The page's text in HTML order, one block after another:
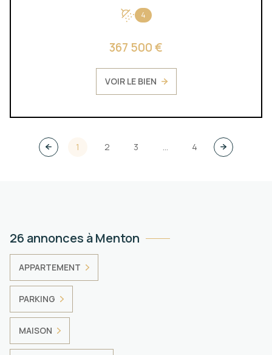
4
367 500 €
VOIR LE BIEN
1 2 3 4
26 annonces à Menton
APPARTEMENT
PARKING
MAISON